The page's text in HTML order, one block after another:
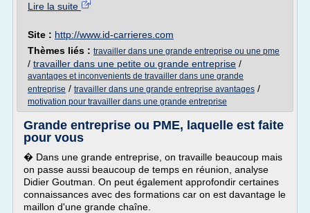
Lire la suite
Site : http://www.id-carrieres.com
Thèmes liés : travailler dans une grande entreprise ou une pme
/ travailler dans une petite ou grande entreprise /
avantages et inconvenients de travailler dans une grande
entreprise / travailler dans une grande entreprise avantages /
motivation pour travailler dans une grande entreprise
Grande entreprise ou PME, laquelle est faite
pour vous
� Dans une grande entreprise, on travaille beaucoup mais
on passe aussi beaucoup de temps en réunion, analyse
Didier Goutman. On peut également approfondir certaines
connaissances avec des formations car on est davantage le
maillon d'une grande chaîne.